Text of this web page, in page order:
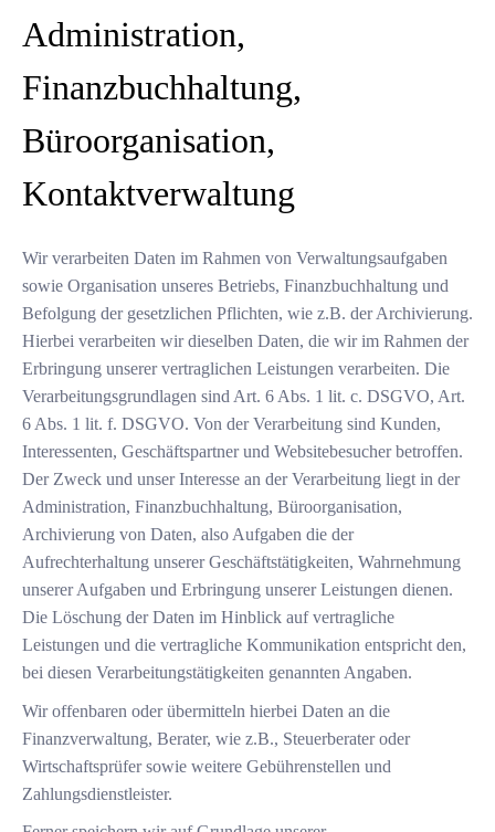
Administration,
Finanzbuchhaltung,
Büroorganisation,
Kontaktverwaltung
Wir verarbeiten Daten im Rahmen von Verwaltungsaufgaben
sowie Organisation unseres Betriebs, Finanzbuchhaltung und
Befolgung der gesetzlichen Pflichten, wie z.B. der Archivierung.
Hierbei verarbeiten wir dieselben Daten, die wir im Rahmen der
Erbringung unserer vertraglichen Leistungen verarbeiten. Die
Verarbeitungsgrundlagen sind Art. 6 Abs. 1 lit. c. DSGVO, Art.
6 Abs. 1 lit. f. DSGVO. Von der Verarbeitung sind Kunden,
Interessenten, Geschäftspartner und Websitebesucher betroffen.
Der Zweck und unser Interesse an der Verarbeitung liegt in der
Administration, Finanzbuchhaltung, Büroorganisation,
Archivierung von Daten, also Aufgaben die der
Aufrechterhaltung unserer Geschäftstätigkeiten, Wahrnehmung
unserer Aufgaben und Erbringung unserer Leistungen dienen.
Die Löschung der Daten im Hinblick auf vertragliche
Leistungen und die vertragliche Kommunikation entspricht den,
bei diesen Verarbeitungstätigkeiten genannten Angaben.
Wir offenbaren oder übermitteln hierbei Daten an die
Finanzverwaltung, Berater, wie z.B., Steuerberater oder
Wirtschaftsprüfer sowie weitere Gebührenstellen und
Zahlungsdienstleister.